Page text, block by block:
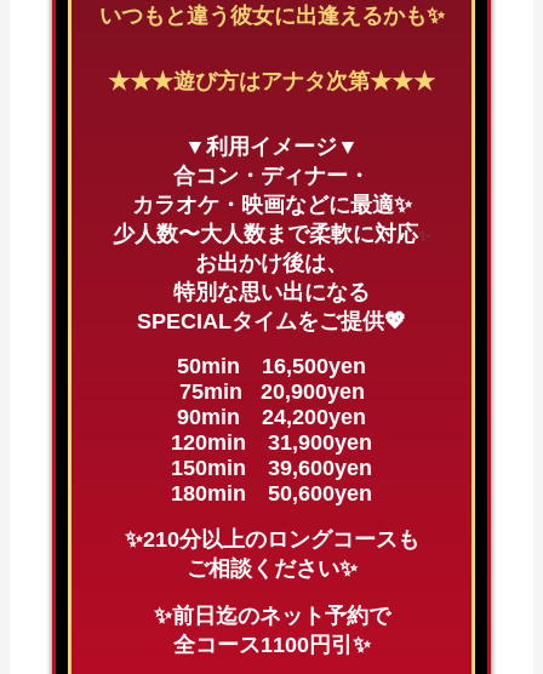
いつもと違う彼女に出逢えるかも✨
★★★遊び方はアナタ次第★★★
▼利用イメージ▼
合コン・ディナー・
カラオケ・映画などに最適✨
少人数〜大人数まで柔軟に対応✨
お出かけ後は、
特別な思い出になる
SPECIALタイムをご提供💖
50min 16,500yen
75min 20,900yen
90min 24,200yen
120min 31,900yen
150min 39,600yen
180min 50,600yen
✨210分以上のロングコースも
ご相談ください✨
✨前日迄のネット予約で
全コース1100円引✨